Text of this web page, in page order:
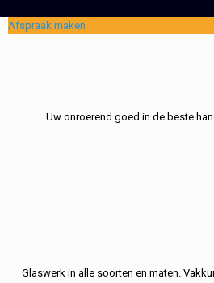
Afspraak maken
Uw onroerend goed in de beste
Glaswerk in alle soorten en maten.